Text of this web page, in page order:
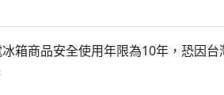
箱商品安全使用年限為10年，恐因